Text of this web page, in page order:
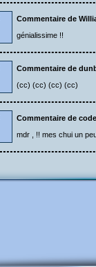
Commentaire de
génialissime !!
Commentaire de
(cc) (cc) (cc) (cc)
Commentaire de
mdr , !! mes chui un